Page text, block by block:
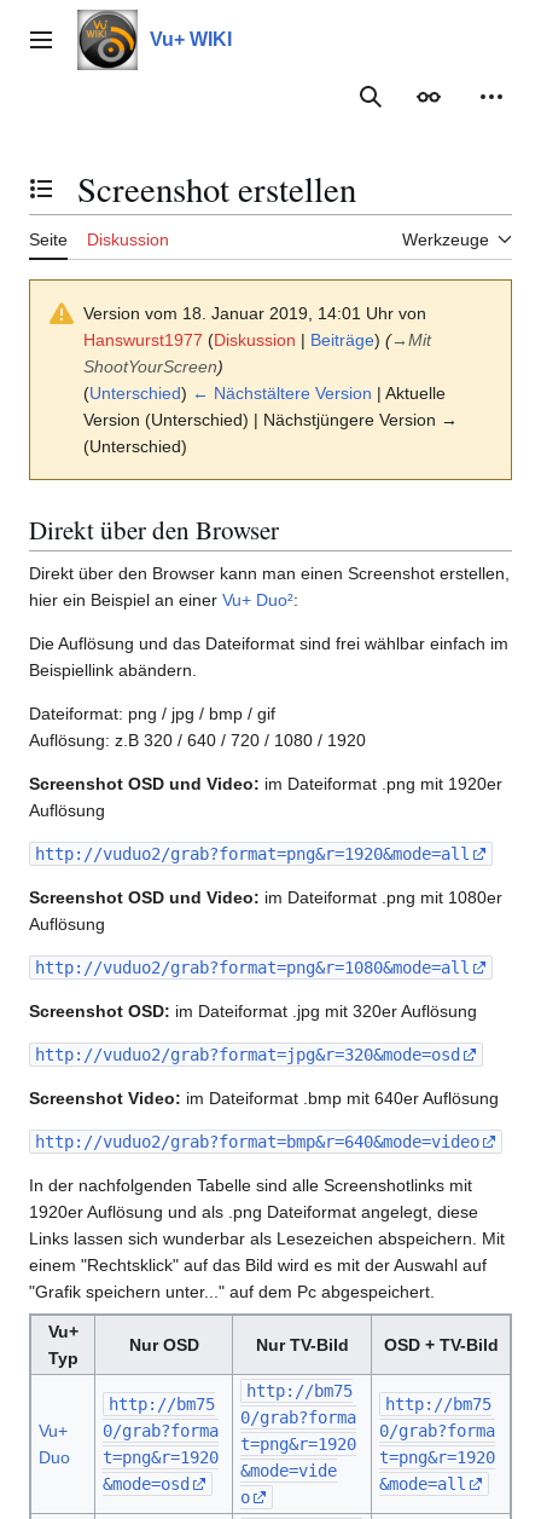
Inhalt
springenHauptmenü Vu+ WIKI
Suche
Inhaltsverzeichnis umschalten
Screenshot erstellen
Seite Diskussion Werkzeuge
Version vom 18. Januar 2019, 14:01 Uhr von
Hanswurst1977 (Diskussion | Beiträge) (→Mit
ShootYourScreen)
(Unterschied) ← Nächstältere Version | Aktuelle
Version (Unterschied) | Nächstjüngere Version →
(Unterschied)
Direkt über den Browser
Direkt über den Browser kann man einen Screenshot erstellen,
hier ein Beispiel an einer Vu+ Duo²:
Die Auflösung und das Dateiformat sind frei wählbar einfach im
Beispiellink abändern.
Dateiformat: png / jpg / bmp / gif
Auflösung: z.B 320 / 640 / 720 / 1080 / 1920
Screenshot OSD und Video: im Dateiformat .png mit 1920er
Auflösung
http://vuduo2/grab?format=png&r=1920&mode=all
Screenshot OSD und Video: im Dateiformat .png mit 1080er
Auflösung
http://vuduo2/grab?format=png&r=1080&mode=all
Screenshot OSD: im Dateiformat .jpg mit 320er Auflösung
http://vuduo2/grab?format=jpg&r=320&mode=osd
Screenshot Video: im Dateiformat .bmp mit 640er Auflösung
http://vuduo2/grab?format=bmp&r=640&mode=video
In der nachfolgenden Tabelle sind alle Screenshotlinks mit
1920er Auflösung und als .png Dateiformat angelegt, diese
Links lassen sich wunderbar als Lesezeichen abspeichern. Mit
einem "Rechtsklick" auf das Bild wird es mit der Auswahl auf
"Grafik speichern unter..." auf dem Pc abgespeichert.
Vu+
Typ
Nur OSD Nur TV-Bild OSD + TV-Bild
Vu+
Duo
http://bm75
0/grab?forma
t=png&r=1920
&mode=osd
http://bm75
0/grab?forma
t=png&r=1920
&mode=vide
o
http://bm75
0/grab?forma
t=png&r=1920
&mode=all